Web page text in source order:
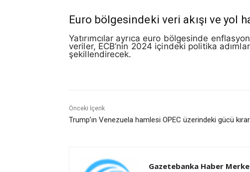
Euro bölgesindeki veri akışı ve yol
Yatırımcılar ayrıca euro bölgesinde
veriler, ECB’nin 2024 içindeki politika
şekillendirecek.
Önceki İçerik
Trump’ın Venezuela hamlesi OPEC üzerindeki gücü kırar
Gazetebanka Haber